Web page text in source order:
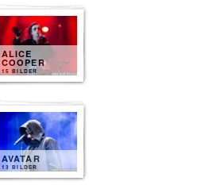
ALICE
COOPER
15 BILDER
AVATAR
13 BILDER